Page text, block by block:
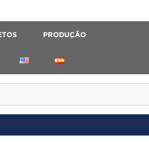
PRODUÇÃO